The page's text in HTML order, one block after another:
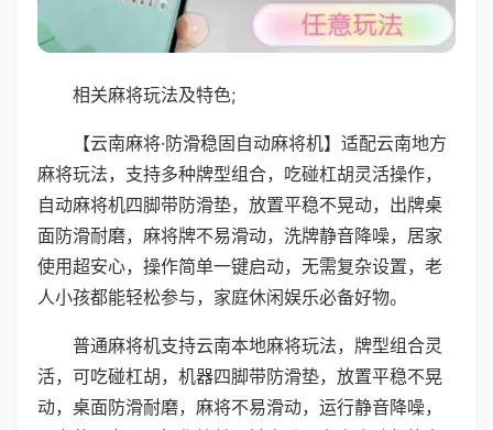
相关麻将玩法及特色;
【云南麻将·防滑稳固自动麻将机】适配云南地方
麻将玩法，支持多种牌型组合，吃碰杠胡灵活操作，
自动麻将机四脚带防滑垫，放置平稳不晃动，出牌桌
面防滑耐磨，麻将牌不易滑动，洗牌静音降噪，居家
使用超安心，操作简单一键启动，无需复杂设置，老
人小孩都能轻松参与，家庭休闲娱乐必备好物。
普通麻将机支持云南本地麻将玩法，牌型组合灵
活，可吃碰杠胡，机器四脚带防滑垫，放置平稳不晃
动，桌面防滑耐磨，麻将不易滑动，运行静音降噪，